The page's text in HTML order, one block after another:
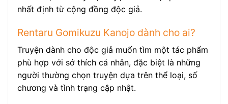
nhất định từ cộng đồng độc giả.
Rentaru Gomikuzu Kanojo dành cho ai?
Truyện dành cho độc giả muốn tìm một tác phẩm
phù hợp với sở thích cá nhân, đặc biệt là những
người thường chọn truyện dựa trên thể loại, số
chương và tình trạng cập nhật.